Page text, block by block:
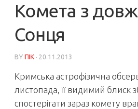
Комета з
Сонця
BY ПІК · 20.11.2013
Кримська астрофізична
листопада, її видимий блиск
спостерігати зараз комету